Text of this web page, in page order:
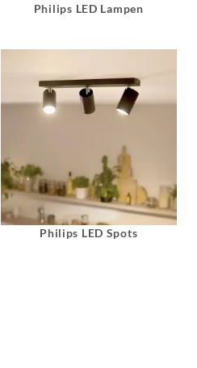
Philips LED Lampen
Philips LED Spots